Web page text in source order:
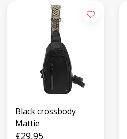
Black crossbody
Mattie
€29,95